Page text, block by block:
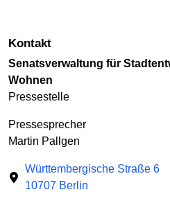
Kontakt
Senatsverwaltung für
Wohnen
Pressestelle
Presse­sprecher
Martin Pallgen
Württembergische Straße 6
10707 Berlin